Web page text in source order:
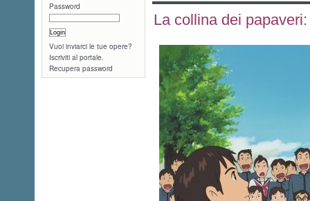
Password
Vuoi inviarci le tue opere?
Iscriviti al portale.
Recupera password
La collina dei